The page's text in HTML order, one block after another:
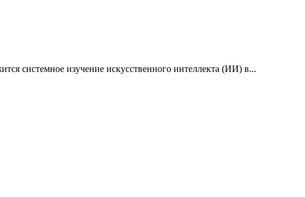
системное изучение искусственного интеллекта (ИИ) в...